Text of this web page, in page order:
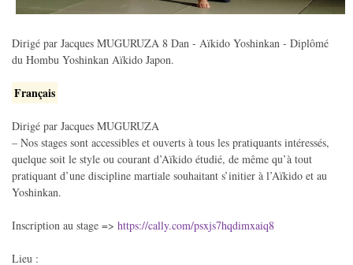
Dirigé par Jacques MUGURUZA 8 Dan - Aïkido Yoshinkan - Diplômé
du Hombu Yoshinkan Aïkido Japon.
Français
Dirigé par Jacques MUGURUZA
– Nos stages sont accessibles et ouverts à tous les pratiquants intéressés,
quelque soit le style ou courant d’Aïkido étudié, de même qu’à tout
pratiquant d’une discipline martiale souhaitant s’initier à l’Aïkido et au
Yoshinkan.
Inscription au stage => https://cally.com/psxjs7hqdimxaiq8
Lieu :